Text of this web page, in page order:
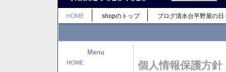
HOME shopのトップ ブログ清水台平野屋の日
Menu
HOME 個人情報保護方針